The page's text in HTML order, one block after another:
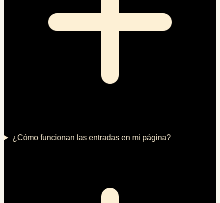
¿Cómo funcionan las entradas en mi página?